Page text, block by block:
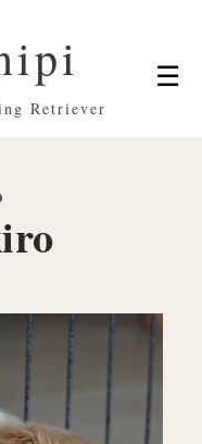
Retriever
☰